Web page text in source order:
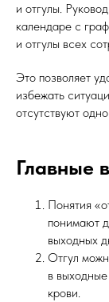
и отгулы.
календаре с
и отгулы всех
Это позволяет
избежать
отсутствуют
Главные
Понятия
понимают
выходных
Отгул
в
крови.